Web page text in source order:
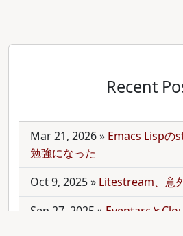
Recent
Mar 21, 2026» Emacs Lisp
勉強になった
Oct 9, 2025» Litestream、意
Sep 27, 2025 » Eventarcと